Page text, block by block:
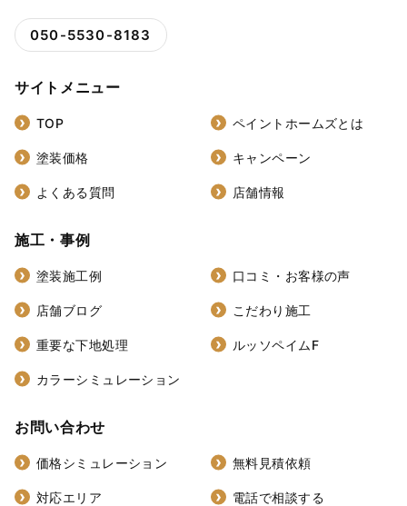
050-5530-8183
サイトメニュー
TOP ペイントホームズとは
塗装価格 キャンペーン
よくある質問 店舗情報
施工・事例
塗装施工例 口コミ・お客様の声
店舗ブログ こだわり施工
重要な下地処理 ルッソペイムF
カラーシミュレーション
お問い合わせ
価格シミュレーション 無料見積依頼
対応エリア 電話で相談する